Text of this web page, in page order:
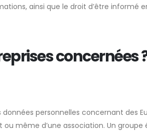
ainsi que le droit d’être informé
concernées
personnelles concernant des
ou même d’une association. Un